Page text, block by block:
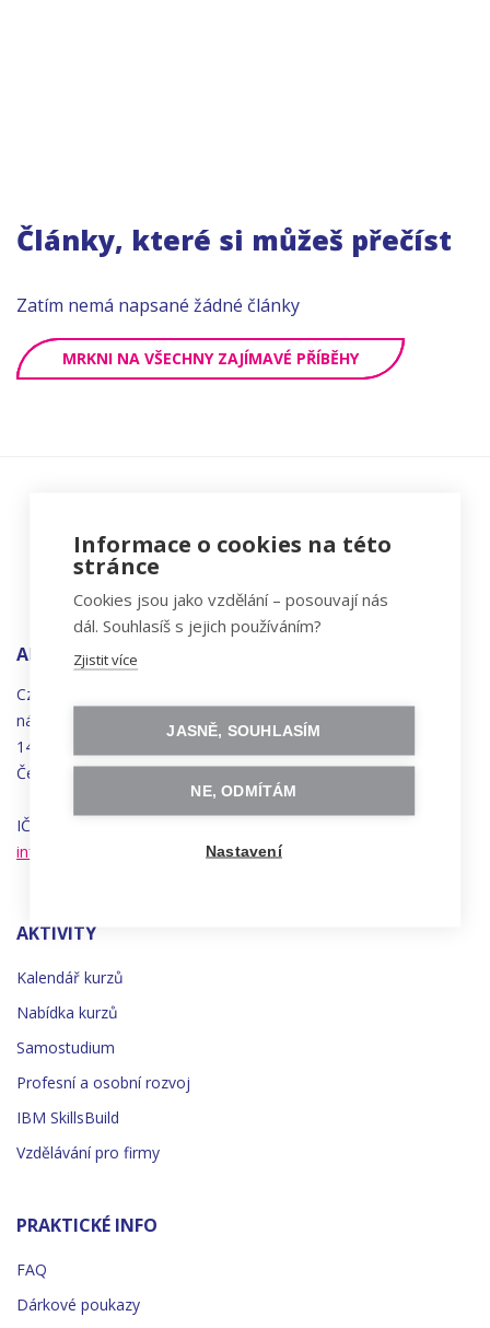
Články, které si můžeš přečíst
Zatím nemá napsané žádné články
MRKNI NA VŠECHNY ZAJÍMAVÉ PŘÍBĚHY
ADRESA
Czechitas, z.ú.
náměstí
Synků 1748/17
140 00 Praha 4 - Nusle
Česká republika
IČO 22834958 | DIČ CZ22834958
info@czechitas.cz
AKTIVITY
Kalendář kurzů
Nabídka kurzů
Samostudium
Profesní a osobní rozvoj
IBM SkillsBuild
Vzdělávání pro firmy
PRAKTICKÉ INFO
FAQ
Dárkové poukazy
Informace o cookies na této
stránce
Cookies jsou jako vzdělání – posouvají nás
dál. Souhlasíš s jejich používáním?
Zjistit více
JASNĚ, SOUHLASÍM
NE, ODMÍTÁM
Nastavení